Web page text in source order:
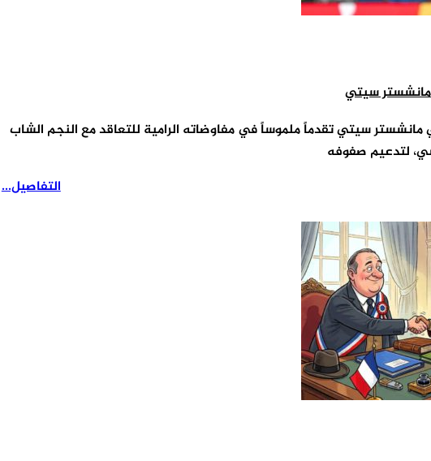
مانشستر سيتي
سيتي تقدماً ملموساً في مفاوضاته الرامية للتعاقد مع النجم الشاب
لتدعيم صفوفه
التفاصيل...